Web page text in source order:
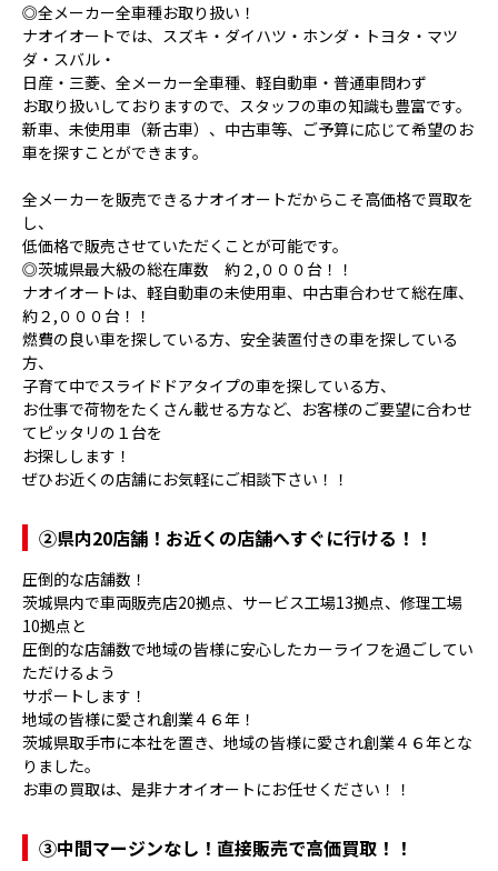
◎全メーカー全車種お取り扱い！
ナオイオートでは、スズキ・ダイハツ・ホンダ・トヨタ・マツ
ダ・スバル・
日産・三菱、全メーカー全車種、軽自動車・普通車問わず
お取り扱いしておりますので、スタッフの車の知識も豊富です。
新車、未使用車（新古車）、中古車等、ご予算に応じて希望のお
車を探すことができます。
全メーカーを販売できるナオイオートだからこそ高価格で買取を
し、
低価格で販売させていただくことが可能です。
◎茨城県最大級の総在庫数 約２,０００台！！
ナオイオートは、軽自動車の未使用車、中古車合わせて総在庫、
約２,０００台！！
燃費の良い車を探している方、安全装置付きの車を探している
方、
子育て中でスライドドアタイプの車を探している方、
お仕事で荷物をたくさん載せる方など、お客様のご要望に合わせ
てピッタリの１台を
お探しします！
ぜひお近くの店舗にお気軽にご相談下さい！！
②県内20店舗！お近くの店舗へすぐに行ける！！
圧倒的な店舗数！
茨城県内で車両販売店20拠点、サービス工場13拠点、修理工場
10拠点と
圧倒的な店舗数で地域の皆様に安心したカーライフを過ごしてい
ただけるよう
サポートします！
地域の皆様に愛され創業４６年！
茨城県取手市に本社を置き、地域の皆様に愛され創業４６年とな
りました。
お車の買取は、是非ナオイオートにお任せください！！
③中間マージンなし！直接販売で高価買取！！